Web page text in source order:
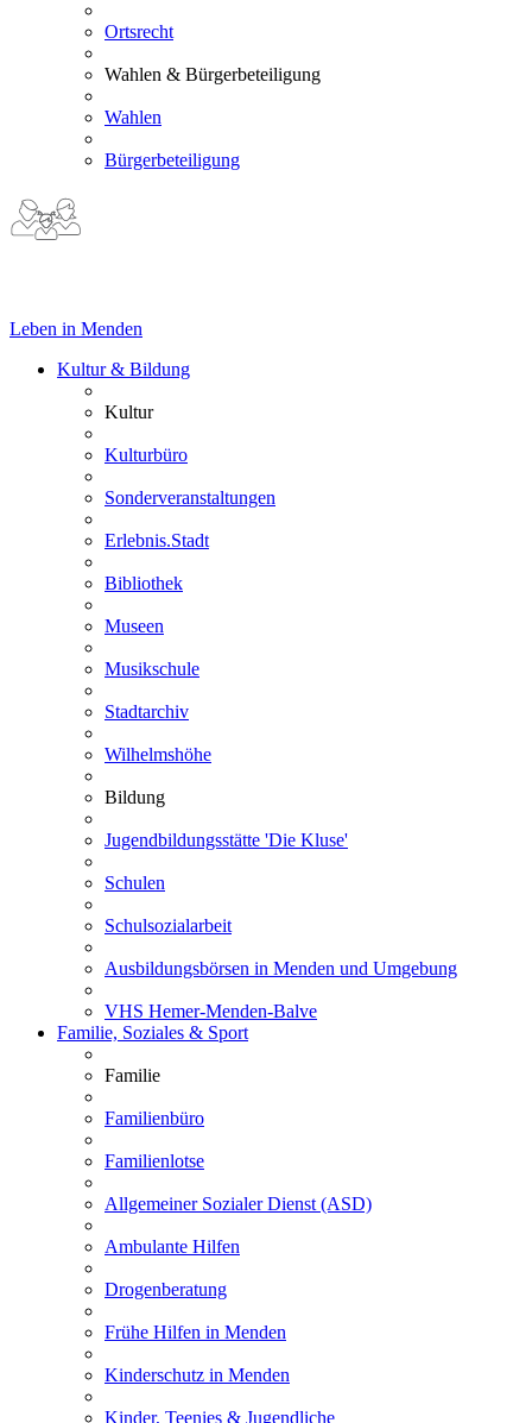
Ortsrecht
Wahlen & Bürgerbeteiligung
Wahlen
Bürgerbeteiligung
Leben in Menden
Kultur & Bildung
Kultur
Kulturbüro
Sonderveranstaltungen
Erlebnis.Stadt
Bibliothek
Museen
Musikschule
Stadtarchiv
Wilhelmshöhe
Bildung
Jugendbildungsstätte 'Die Kluse'
Schulen
Schulsozialarbeit
Ausbildungsbörsen in Menden und Umgebung
VHS Hemer-Menden-Balve
Familie, Soziales & Sport
Familie
Familienbüro
Familienlotse
Allgemeiner Sozialer Dienst (ASD)
Ambulante Hilfen
Drogenberatung
Frühe Hilfen in Menden
Kinderschutz in Menden
Kinder, Teenies & Jugendliche